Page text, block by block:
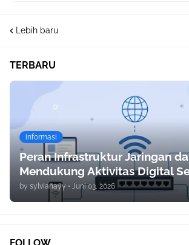
Lebih baru
TERBARU
informasi
Peran Infrastruktur Jaringan
Mendukung Aktivitas Digital
by sylvianayy • Juni 03, 2026